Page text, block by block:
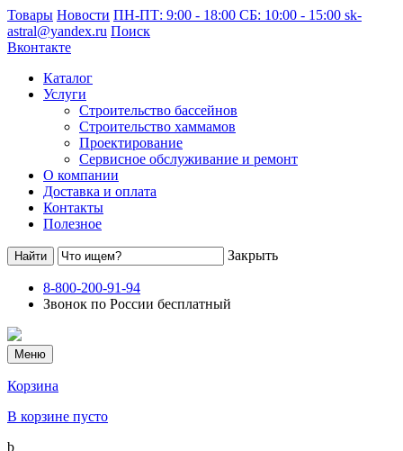
Товары Новости ПН-ПТ: 9:00 - 18:00 СБ: 10:00 - 15:00 sk-
astral@yandex.ru Поиск
Вконтакте
Каталог
Услуги
Строительство бассейнов
Строительство хаммамов
Проектирование
Сервисное обслуживание и ремонт
О компании
Доставка и оплата
Контакты
Полезное
Закрыть
8-800-200-91-94
Звонок по России бесплатный
Меню
Корзина
В корзине пусто
b